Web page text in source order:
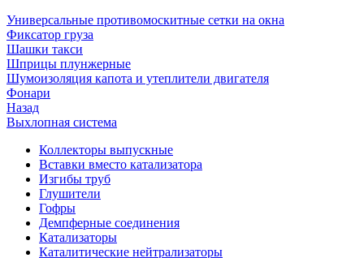
Универсальные противомоскитные сетки на окна
Фиксатор груза
Шашки такси
Шприцы плунжерные
Шумоизоляция капота и утеплители двигателя
Фонари
Назад
Выхлопная система
Коллекторы выпускные
Вставки вместо катализатора
Изгибы труб
Глушители
Гофры
Демпферные соединения
Катализаторы
Каталитические нейтрализаторы